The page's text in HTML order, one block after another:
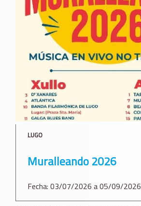
LUGO
Muralleando 2026
Fecha: 03/07/2026 a 05/09/2026